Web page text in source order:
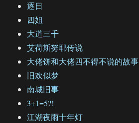
逐日
四姐
大道三千
艾荷斯努耶传说
大佬饼和大佬四不得不说的故事
旧欢似梦
南城旧事
3+1=5?!
江湖夜雨十年灯